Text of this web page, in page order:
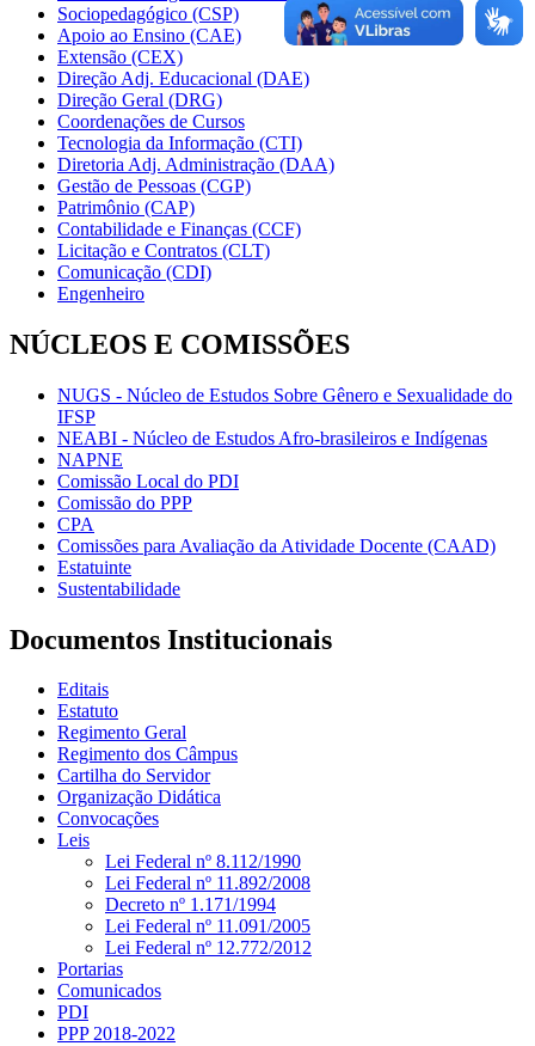
Sociopedagógico (CSP)
Apoio ao Ensino (CAE)
Extensão (CEX)
Direção Adj. Educacional (DAE)
Direção Geral (DRG)
Coordenações de Cursos
Tecnologia da Informação (CTI)
Diretoria Adj. Administração (DAA)
Gestão de Pessoas (CGP)
Patrimônio (CAP)
Contabilidade e Finanças (CCF)
Licitação e Contratos (CLT)
Comunicação (CDI)
Engenheiro
NÚCLEOS E COMISSÕES
NUGS - Núcleo de Estudos Sobre Gênero e Sexualidade do
IFSP
NEABI - Núcleo de Estudos Afro-brasileiros e Indígenas
NAPNE
Comissão Local do PDI
Comissão do PPP
CPA
Comissões para Avaliação da Atividade Docente (CAAD)
Estatuinte
Sustentabilidade
Documentos Institucionais
Editais
Estatuto
Regimento Geral
Regimento dos Câmpus
Cartilha do Servidor
Organização Didática
Convocações
Leis
Lei Federal nº 8.112/1990
Lei Federal nº 11.892/2008
Decreto nº 1.171/1994
Lei Federal nº 11.091/2005
Lei Federal nº 12.772/2012
Portarias
Comunicados
PDI
PPP 2018-2022